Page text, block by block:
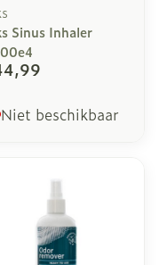
Sinus Inhaler
Niet beschikbaar